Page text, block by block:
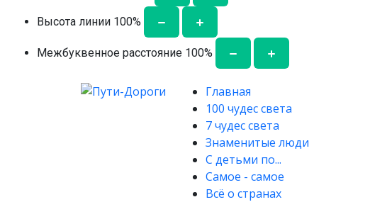
Высота линии 100%
Межбуквенное расстояние 100%
Главная
100 чудес света
7 чудес света
Знаменитые люди
С детьми по...
Самое - самое
Всё о странах